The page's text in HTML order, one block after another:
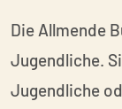
Die Allmende
Jugendliche.
Jugendliche